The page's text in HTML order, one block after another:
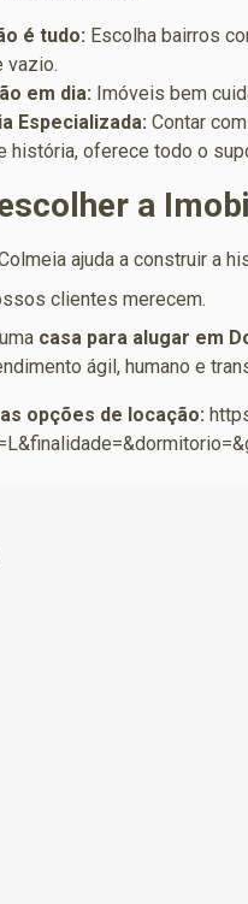
é tudo: Escolha bairros
vazio.
em dia: Imóveis bem
Especializada: Contar
história, oferece todo o
a
ajuda a construir a
clientes merecem.
casa para alugar em
ágil, humano e
opções de locação: